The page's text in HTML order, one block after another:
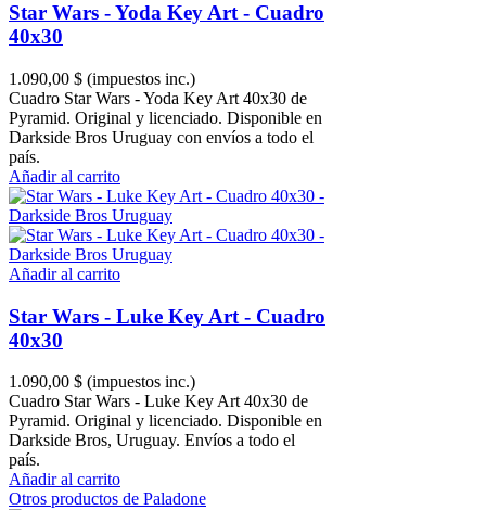
Star Wars - Yoda Key Art - Cuadro
40x30
1.090,00 $ (impuestos inc.)
Cuadro Star Wars - Yoda Key Art 40x30 de
Pyramid. Original y licenciado. Disponible en
Darkside Bros Uruguay con envíos a todo el
país.
Añadir al carrito
Añadir al carrito
Star Wars - Luke Key Art - Cuadro
40x30
1.090,00 $ (impuestos inc.)
Cuadro Star Wars - Luke Key Art 40x30 de
Pyramid. Original y licenciado. Disponible en
Darkside Bros, Uruguay. Envíos a todo el
país.
Añadir al carrito
Otros productos de Paladone